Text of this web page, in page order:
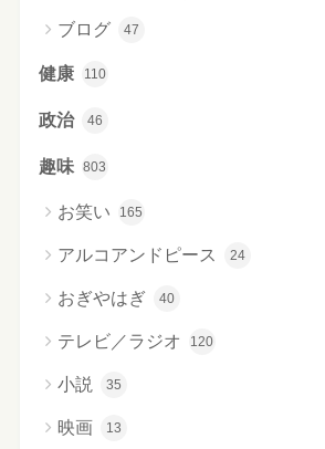
ブログ 47
健康 110
政治 46
趣味 803
お笑い 165
アルコアンドピース 24
おぎやはぎ 40
テレビ／ラジオ 120
小説 35
映画 13